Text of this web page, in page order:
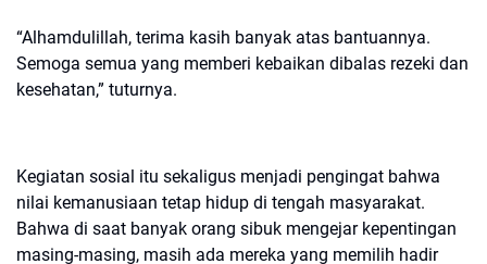
“Alhamdulillah, terima kasih banyak atas bantuannya.
Semoga semua yang memberi kebaikan dibalas rezeki dan
kesehatan,” tuturnya.
Kegiatan sosial itu sekaligus menjadi pengingat bahwa
nilai kemanusiaan tetap hidup di tengah masyarakat.
Bahwa di saat banyak orang sibuk mengejar kepentingan
masing-masing, masih ada mereka yang memilih hadir